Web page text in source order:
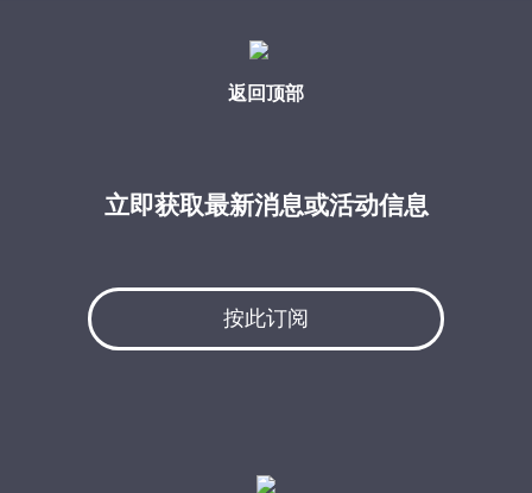
返回顶部
立即获取最新消息或活动信息
按此订阅